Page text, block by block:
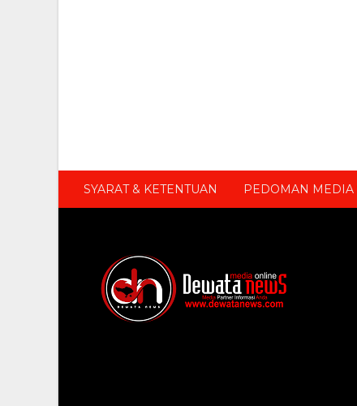
SYARAT & KETENTUAN PEDOMAN MEDIA